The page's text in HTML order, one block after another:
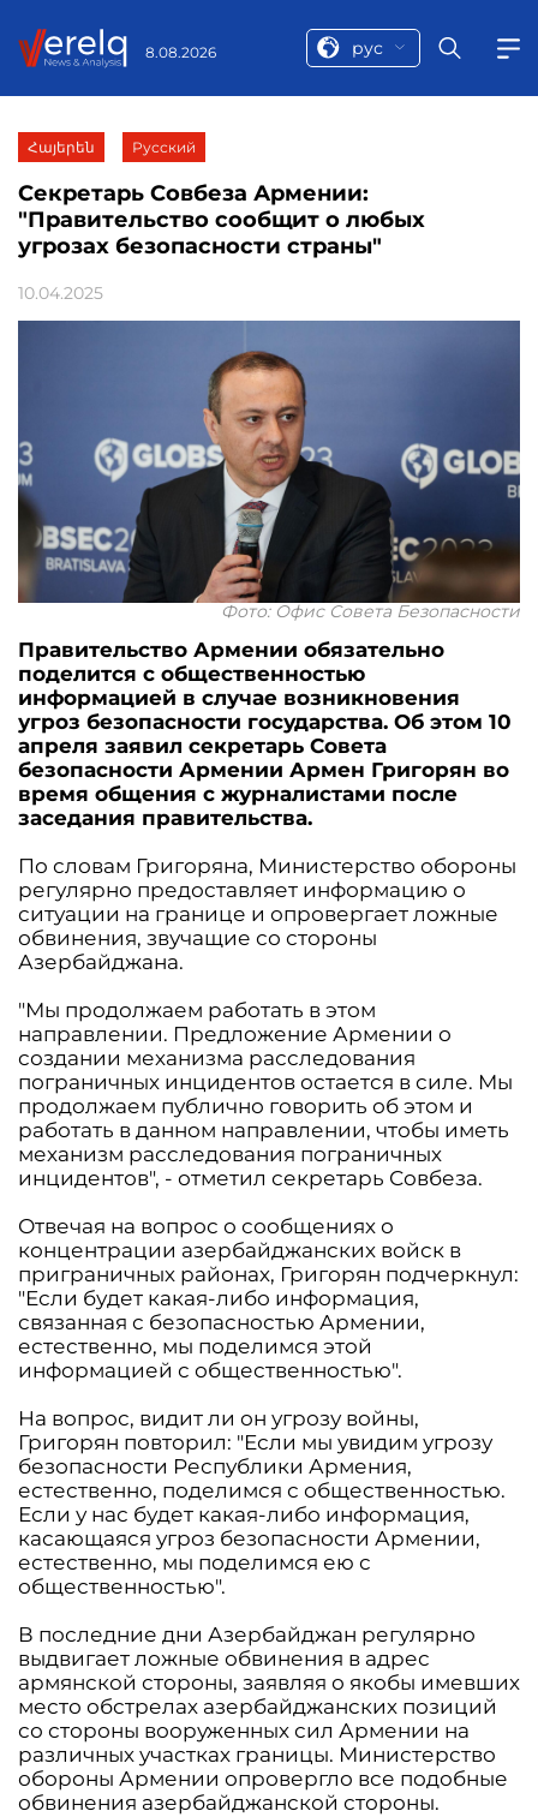
8.08.2026 рус
Հայերեն Русский
Секретарь Совбеза Армении:
"Правительство сообщит о любых
угрозах безопасности страны"
10.04.2025
Фото: Офис Совета Безопасности
Правительство Армении обязательно
поделится с общественностью
информацией в случае возникновения
угроз безопасности государства. Об этом 10
апреля заявил секретарь Совета
безопасности Армении Армен Григорян во
время общения с журналистами после
заседания правительства.
По словам Григоряна, Министерство обороны
регулярно предоставляет информацию о
ситуации на границе и опровергает ложные
обвинения, звучащие со стороны
Азербайджана.
"Мы продолжаем работать в этом
направлении. Предложение Армении о
создании механизма расследования
пограничных инцидентов остается в силе. Мы
продолжаем публично говорить об этом и
работать в данном направлении, чтобы иметь
механизм расследования пограничных
инцидентов", - отметил секретарь Совбеза.
Отвечая на вопрос о сообщениях о
концентрации азербайджанских войск в
приграничных районах, Григорян подчеркнул:
"Если будет какая-либо информация,
связанная с безопасностью Армении,
естественно, мы поделимся этой
информацией с общественностью".
На вопрос, видит ли он угрозу войны,
Григорян повторил: "Если мы увидим угрозу
безопасности Республики Армения,
естественно, поделимся с общественностью.
Если у нас будет какая-либо информация,
касающаяся угроз безопасности Армении,
естественно, мы поделимся ею с
общественностью".
В последние дни Азербайджан регулярно
выдвигает ложные обвинения в адрес
армянской стороны, заявляя о якобы имевших
место обстрелах азербайджанских позиций
со стороны вооруженных сил Армении на
различных участках границы. Министерство
обороны Армении опровергло все подобные
обвинения азербайджанской стороны.